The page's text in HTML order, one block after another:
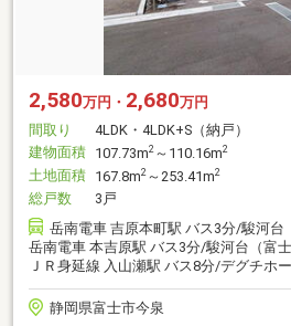
2,580万円・ 2,680万円
間取り
4LDK・4LDK+S（納戸）
建物面積 107.73m2 ～110.16m2
土地面積 167.8m2 ～253.41m2
総戸数
3戸
岳南電車 吉原本町駅 バス3分/駿河台
岳南電車 本吉原駅 バス3分/駿河台（富
ＪＲ身延線 入山瀬駅 バス8分/デグチホ
静岡県富士市今泉